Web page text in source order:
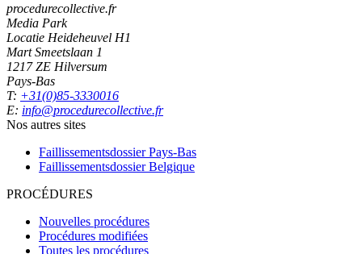
procedurecollective.fr
Media Park
Locatie Heideheuvel H1
Mart Smeetslaan 1
1217 ZE Hilversum
Pays-Bas
T: +31(0)85-3330016
E: info@procedurecollective.fr
Nos autres sites
Faillissementsdossier Pays-Bas
Faillissementsdossier Belgique
PROCÉDURES
Nouvelles procédures
Procédures modifiées
Toutes les procédures